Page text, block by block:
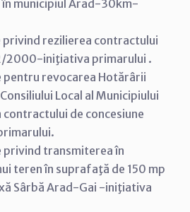
municipiul Arad-30km-
rezilierea contractului
2000-iniţiativa primarului .
revocarea Hotărârii
Local al Municipiului
de concesiune
transmiterea în
teren în suprafaţă de 150 mp
Sârbă Arad-Gai -iniţiativa